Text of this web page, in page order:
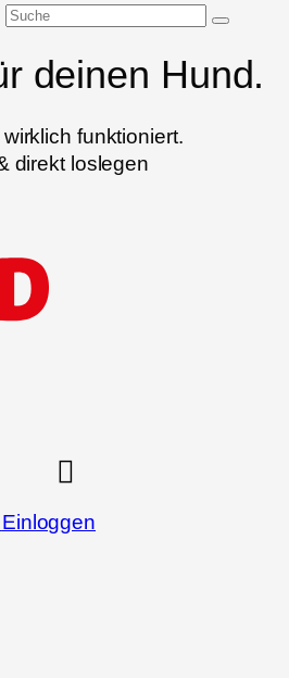
deinen Hund.
funktioniert.
direkt loslegen
Einloggen